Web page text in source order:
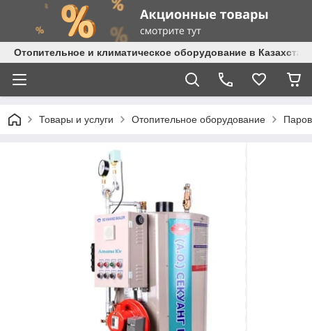
Отопительное и климатическое оборудование в
Товары и услуги Отопительное оборудование